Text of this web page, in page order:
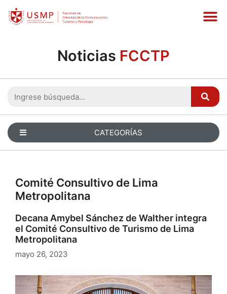
Noticias FCCTP
CATEGORÍAS
Comité Consultivo de Lima
Metropolitana
Decana Amybel Sánchez de Walther integra
el Comité Consultivo de Turismo de Lima
Metropolitana
mayo 26, 2023